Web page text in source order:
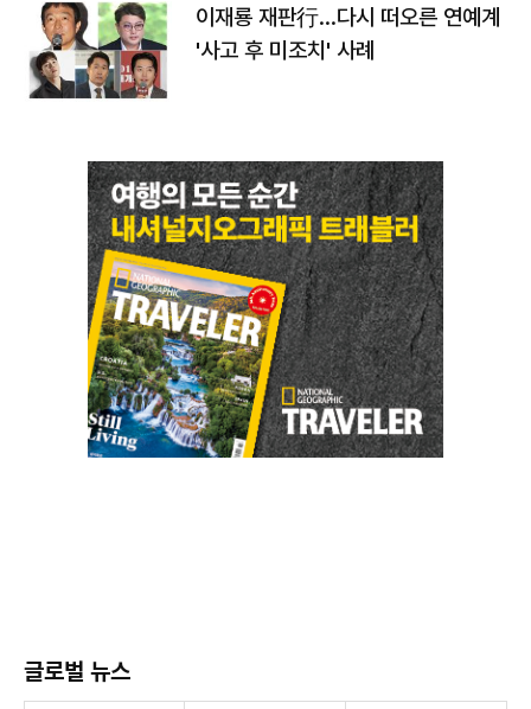
이재룡 재판行…다시 떠오른 연예계
'사고 후 미조치' 사례
글로벌 뉴스